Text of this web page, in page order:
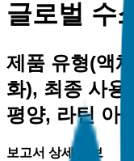
글로벌 수
제품 유형(액
화), 최종 사용
평양, 라틴 아
보고서 상세 정보